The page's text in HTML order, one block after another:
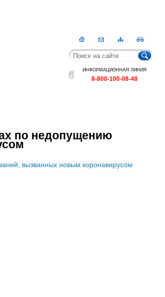
ГлавнаяКонтактыКарта
сайта
RSS
ИНФОРМАЦИОННАЯ ЛИНИЯ
8-800-100-08-48
по недопущению
вызванных новым коронавирусом